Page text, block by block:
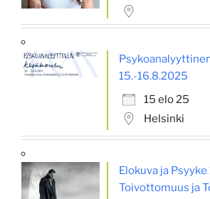
15.-16.8.2025
15 elo 25
Helsinki
Elokuva ja Psyyke
Toivottomuus ja